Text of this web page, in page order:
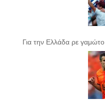
Για την Ελλάδα ρε γαμώτο